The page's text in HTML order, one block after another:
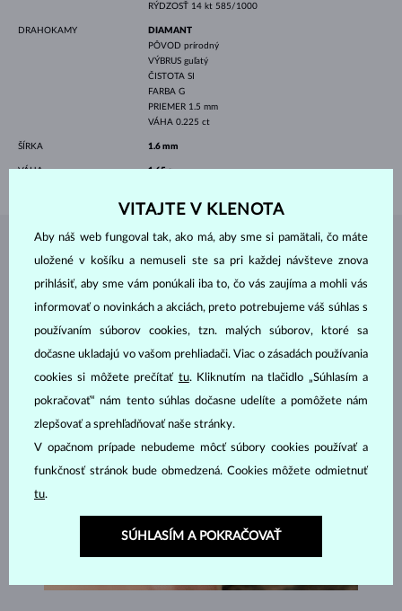
RÝDZOSŤ 14 kt 585/1000
DRAHOKAMY
DIAMANT
PÔVOD prírodný
VÝBRUS guľatý
ČISTOTA SI
FARBA G
PRIEMER 1.5 mm
VÁHA 0.225 ct
ŠÍRKA 1.6 mm
VÁHA 1.65 g
ŠPERKY ZATELIÉRU KLENOTA
VITAJTE V KLENOTA
Aby náš web fungoval tak, ako má, aby sme si pamätali, čo máte
uložené v košíku a nemuseli ste sa pri každej návšteve znova
prihlásiť, aby sme vám ponúkali iba to, čo vás zaujíma a mohli vás
informovať o novinkách a akciách, preto potrebujeme váš súhlas s
používaním súborov cookies, tzn. malých súborov, ktoré sa
dočasne ukladajú vo vašom prehliadači. Viac o zásadách používania
cookies si môžete prečítať tu. Kliknutím na tlačidlo „Súhlasím a
pokračovať“ nám tento súhlas dočasne udelíte a pomôžete nám
zlepšovať a sprehľadňovať naše stránky.
V opačnom prípade nebudeme môcť súbory cookies používať a
funkčnosť stránok bude obmedzená. Cookies môžete odmietnuť
tu.
SÚHLASÍM A POKRAČOVAŤ